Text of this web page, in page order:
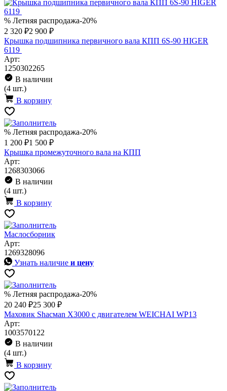
% Летняя распродажа-20%
2 320 ₽2 900 ₽
Крышка подшипника первичного вала КПП 6S-90 HIGER
6119
Арт:
1250302265
В наличии
(4 шт.)
В корзину
% Летняя распродажа-20%
1 200 ₽1 500 ₽
Крышка промежуточного вала на КПП
Арт:
1268303066
В наличии
(4 шт.)
В корзину
Маслосборник
Арт:
1269328096
Узнать наличие и цену
% Летняя распродажа-20%
20 240 ₽25 300 ₽
Маховик Shaсмan X3000 с двигателем WEICHAI WP13
Арт:
1003570122
В наличии
(4 шт.)
В корзину